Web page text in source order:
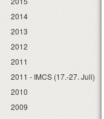
2014
2013
2012
2011
2011 - IMCS (17.-27. Juli)
2010
2009